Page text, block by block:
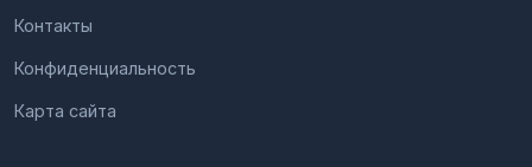
Контакты
Конфиденциальность
Карта сайта